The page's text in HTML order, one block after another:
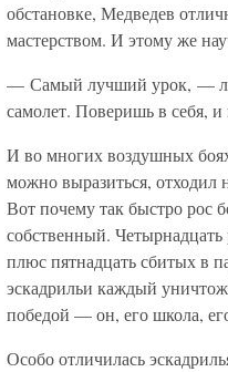
обстановке, Медведев
мастерством. И этому же
— Самый лучший урок, —
самолет. Поверишь в себя, и
И во многих воздушных
можно выразиться, отходил
Вот почему так быстро рос
собственный. Четырнадцать
плюс пятнадцать сбитых в
эскадрильи каждый
победой — он, его школа,
Особо отличилась